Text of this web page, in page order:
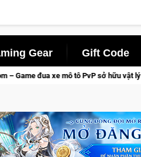
Gear Gift Code
hữu vật lý siêu thực